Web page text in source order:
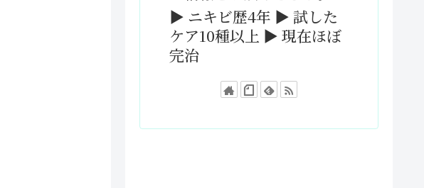
▶ ニキビ歴4年 ▶ 試した
ケア10種以上 ▶ 現在ほぼ
完治